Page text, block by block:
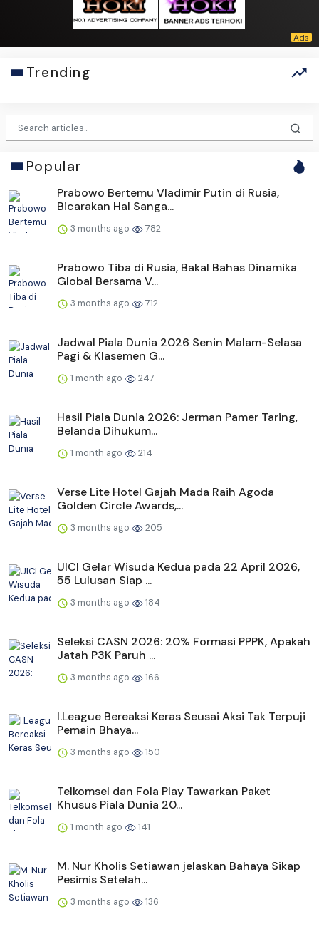
Trending
Popular
Prabowo Bertemu Vladimir Putin di Rusia,
Bicarakan Hal Sanga...
3 months ago 782
Prabowo Tiba di Rusia, Bakal Bahas Dinamika
Global Bersama V...
3 months ago 712
Jadwal Piala Dunia 2026 Senin Malam-Selasa
Pagi & Klasemen G...
1 month ago 247
Hasil Piala Dunia 2026: Jerman Pamer Taring,
Belanda Dihukum...
1 month ago 214
Verse Lite Hotel Gajah Mada Raih Agoda
Golden Circle Awards,...
3 months ago 205
UICI Gelar Wisuda Kedua pada 22 April 2026,
55 Lulusan Siap ...
3 months ago 184
Seleksi CASN 2026: 20% Formasi PPPK, Apakah
Jatah P3K Paruh ...
3 months ago 166
I.League Bereaksi Keras Seusai Aksi Tak Terpuji
Pemain Bhaya...
3 months ago 150
Telkomsel dan Fola Play Tawarkan Paket
Khusus Piala Dunia 20...
1 month ago 141
M. Nur Kholis Setiawan jelaskan Bahaya Sikap
Pesimis Setelah...
3 months ago 136